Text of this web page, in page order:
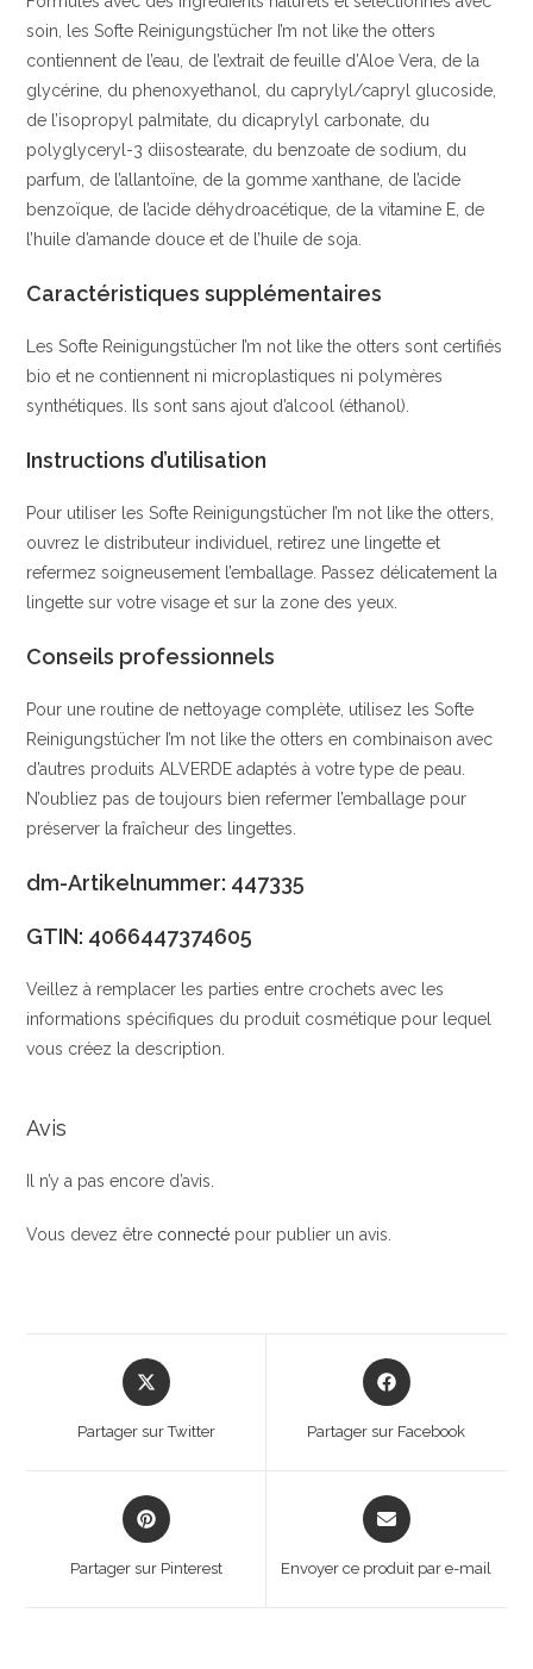
soin, les Softe Reinigungstücher I’m not like the otters
contiennent de l’eau, de l’extrait de feuille d’Aloe Vera, de la
glycérine, du phenoxyethanol, du caprylyl/capryl glucoside,
de l’isopropyl palmitate, du dicaprylyl carbonate, du
polyglyceryl-3 diisostearate, du benzoate de sodium, du
parfum, de l’allantoïne, de la gomme xanthane, de l’acide
benzoïque, de l’acide déhydroacétique, de la vitamine E, de
l’huile d’amande douce et de l’huile de soja.
Caractéristiques supplémentaires
Les Softe Reinigungstücher I’m not like the otters sont certifiés
bio et ne contiennent ni microplastiques ni polymères
synthétiques. Ils sont sans ajout d’alcool (éthanol).
Instructions d’utilisation
Pour utiliser les Softe Reinigungstücher I’m not like the otters,
ouvrez le distributeur individuel, retirez une lingette et
refermez soigneusement l’emballage. Passez délicatement la
lingette sur votre visage et sur la zone des yeux.
Conseils professionnels
Pour une routine de nettoyage complète, utilisez les Softe
Reinigungstücher I’m not like the otters en combinaison avec
d’autres produits ALVERDE adaptés à votre type de peau.
N’oubliez pas de toujours bien refermer l’emballage pour
préserver la fraîcheur des lingettes.
dm-Artikelnummer: 447335
GTIN: 4066447374605
Veillez à remplacer les parties entre crochets avec les
informations spécifiques du produit cosmétique pour lequel
vous créez la description.
Avis
Il n’y a pas encore d’avis.
Vous devez être connecté pour publier un avis.
Opens
in
new
Partager sur Twitter
Opens
in
Partager sur Facebook
Opens
in
Partager sur Pinterest
Opens
in
new
Envoyer ce produit par e-mail